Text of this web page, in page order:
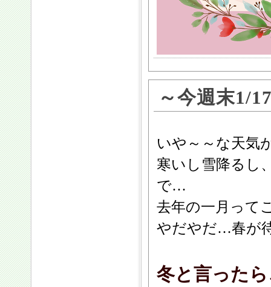
～今週末1/
いや～～な天気
寒いし雪降るし
で…
去年の一月って
やだやだ…春が
冬と言った